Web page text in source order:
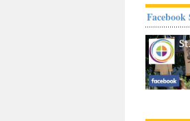
Facebook